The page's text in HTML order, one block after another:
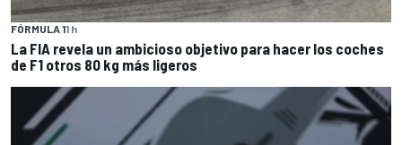
FÓRMULA 11 h
La FIA revela un ambicioso objetivo para hacer los coches
de F1 otros 80 kg más ligeros